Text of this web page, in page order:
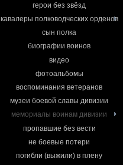
герои без звёзд
кавалеры полководческих орденов
сын полка
биографии воинов
видео
фотоальбомы
воспоминания ветеранов
музеи боевой славы дивизии
мемориалы воинам дивизии
пропавшие без вести
не боевые потери
погибли (выжили) в плену